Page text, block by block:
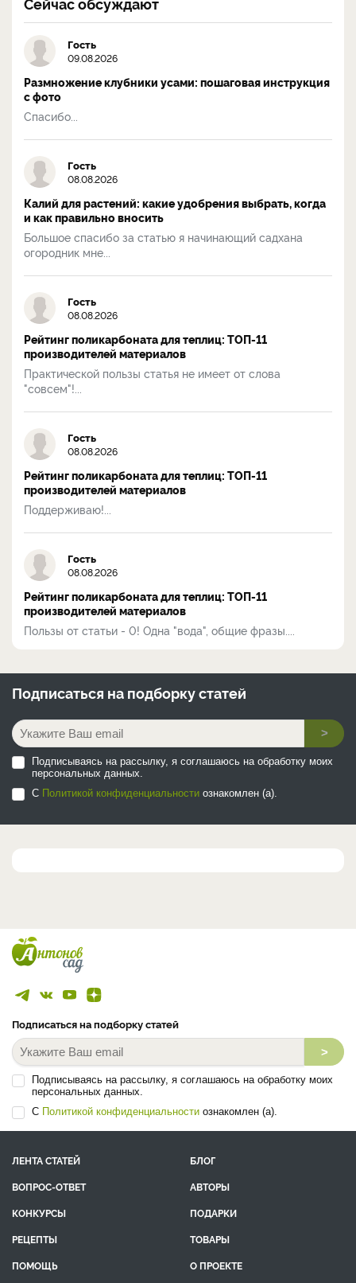
Гость
09.08.2026
Размножение клубники усами: пошаговая инструкция
с фото
Спасибо...
Гость
08.08.2026
Калий для растений: какие удобрения выбрать, когда
и как правильно вносить
Большое спасибо за статью я начинающий садхана
огородник мне...
Гость
08.08.2026
Рейтинг поликарбоната для теплиц: ТОП-11
производителей материалов
Практической пользы статья не имеет от слова
"совсем"!...
Гость
08.08.2026
Рейтинг поликарбоната для теплиц: ТОП-11
производителей материалов
Поддерживаю!...
Гость
08.08.2026
Рейтинг поликарбоната для теплиц: ТОП-11
производителей материалов
Пользы от статьи - 0! Одна "вода", общие фразы....
Подписаться на подборку статей
>
Подписываясь на рассылку, я соглашаюсь на обработку моих
персональных данных.
С Политикой конфиденциальности ознакомлен (а).
Подписаться на подборку статей
>
Подписываясь на рассылку, я соглашаюсь на обработку моих
персональных данных.
С Политикой конфиденциальности ознакомлен (а).
ЛЕНТА СТАТЕЙ
БЛОГ
ВОПРОС-ОТВЕТ
АВТОРЫ
КОНКУРСЫ
ПОДАРКИ
РЕЦЕПТЫ
ТОВАРЫ
ПОМОЩЬ
О ПРОЕКТЕ